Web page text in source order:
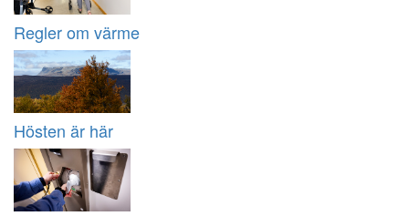
Regler om värme
Hösten är här